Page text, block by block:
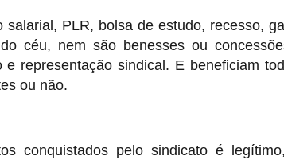
PLR, bolsa de estudo, recesso,
céu, nem são benesses ou
representação sindical. E beneficiam
ou não.
conquistados pelo sindicato é